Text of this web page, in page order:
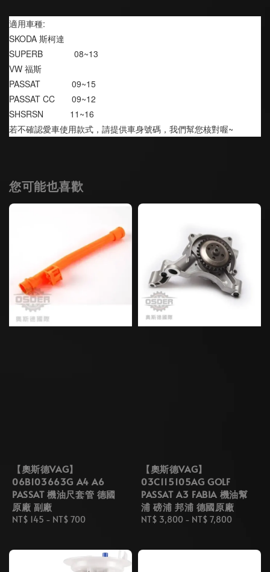
適用車種:
SKODA 斯柯達
SUPERB             08~13
VW 福斯
PASSAT             09~15
PASSAT CC       09~12
SHSRSN           11~16
若不確認愛車使用款式，請提供車身號碼，我們幫您核對喔~
您可能也喜歡
【奧斯德VAG】
06B103663G A4 A6
PASSAT 機油尺套管 德國
原廠 副廠
Regular
NT$ 145 - NT$ 700
【奧斯德VAG】
03C115105AG GOLF
PASSAT A3 FABIA 機油幫
浦 磅浦 邦浦 德國原廠
Regular
NT$ 3,800 - NT$ 7,800